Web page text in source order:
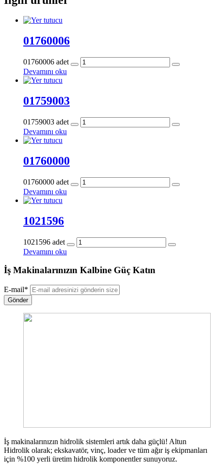
01760006
01760006 adet
Devamını oku
01759003
01759003 adet
Devamını oku
01760000
01760000 adet
Devamını oku
1021596
1021596 adet
Devamını oku
İş Makinalarınızın Kalbine Güç Katın
E-mail*
Gönder
İş makinalarınızın hidrolik sistemleri artık daha güçlü! Altun
Hidrolik olarak; ekskavatör, vinç, loader ve tüm ağır iş ekipmanları
için %100 yerli üretim hidrolik komponentler sunuyoruz.